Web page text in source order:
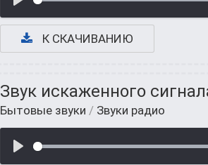
К СКАЧИВАНИЮ
Звук искаженного
Бытовые звуки / Звуки радио